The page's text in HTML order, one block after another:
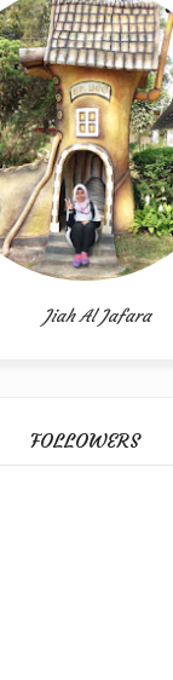
Jiah Al Jafara
FOLLOWERS